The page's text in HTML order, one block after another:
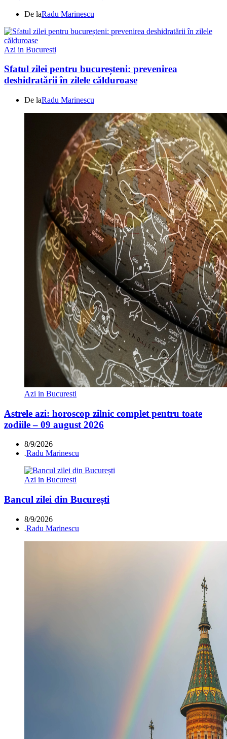
De laRadu Marinescu
Azi in Bucuresti
Sfatul zilei pentru bucureșteni: prevenirea
deshidratării în zilele călduroase
De laRadu Marinescu
Azi in Bucuresti
Astrele azi: horoscop zilnic complet pentru toate
zodiile – 09 august 2026
8/9/2026
.Radu Marinescu
Azi in Bucuresti
Bancul zilei din București
8/9/2026
.Radu Marinescu